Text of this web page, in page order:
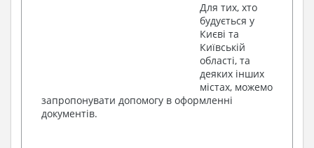
Для тих, хто
будується у
Києві та
Київській
області, та
деяких інших
містах, можемо
запропонувати допомогу в оформленні
документів.